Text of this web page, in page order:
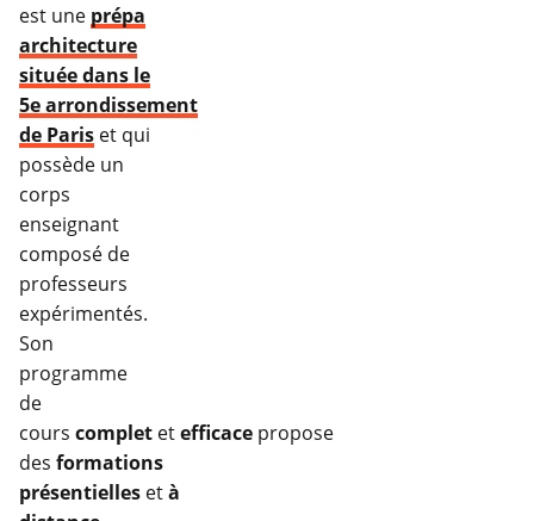
est une prépa
architecture
située dans le
5e arrondissement
de Paris et qui
possède un
corps
enseignant
composé de
professeurs
expérimentés.
Son
programme
de
cours complet etefficace propose
des formations
présentielles età